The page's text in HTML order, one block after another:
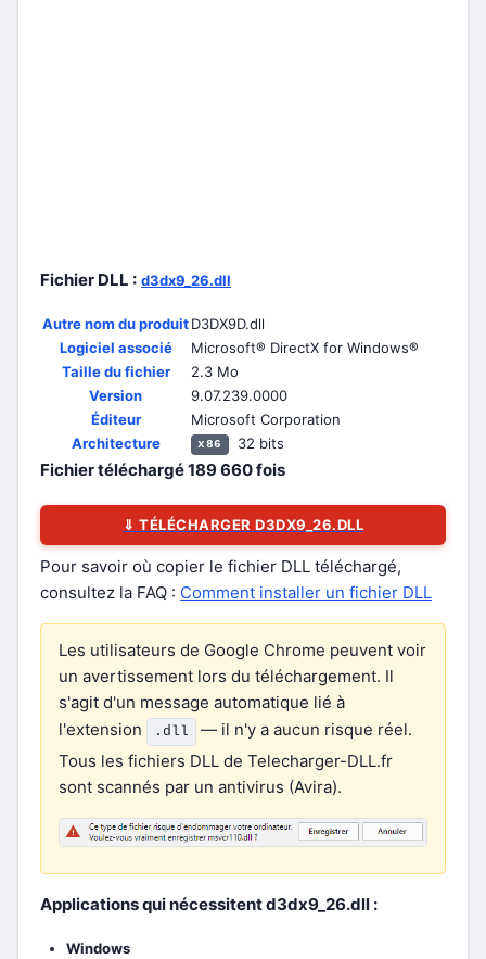
Fichier DLL : d3dx9_26.dll
Autre nom du produitD3DX9D.dll
Logiciel associé
Microsoft® DirectX for Windows®
Taille du fichier
2.3 Mo
Version
9.07.239.0000
Éditeur
Microsoft Corporation
Architecture
x86 32 bits
Fichier téléchargé189 660fois
⇓ TÉLÉCHARGER D3DX9_26.DLL
Pour savoir où copier le fichier DLL téléchargé,
consultez la FAQ : Comment installer un fichier DLL
Les utilisateurs de Google Chrome peuvent voir
un avertissement lors du téléchargement. Il
s'agit d'un message automatique lié à
l'extension
.dll
— il n'y a aucun risque réel.
Tous les fichiers DLL de Telecharger-DLL.fr
sont scannés par un antivirus (Avira).
Applications qui nécessitent d3dx9_26.dll :
Windows